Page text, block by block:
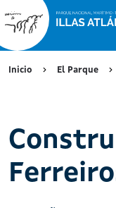
Inicio El Parque